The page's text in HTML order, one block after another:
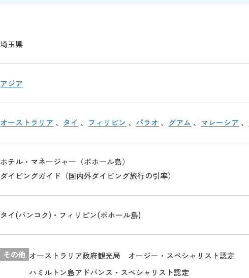
埼玉県
アジア
オーストラリア 、 タイ 、 フィリピン 、 パラオ 、 グアム 、 マレーシア 、
ホテル・マネージャー（ボホール島）
ダイビングガイド（国内外ダイビング旅行の引率）
タイ(バンコク)・フィリピン(ボホール島)
その他 オーストラリア政府観光局 オージー・スペシャリスト認定
ハミルトン島アドバンス・スペシャリスト認定